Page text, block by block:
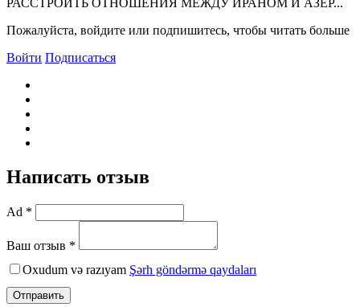
РАССТРОИТЬ ОТНОШЕНИЯ МЕЖДУ ИРАНОМ И АЗЕР...
Пожалуйста, войдите или подпишитесь, чтобы читать больше
Войти Подписаться
Написать отзыв
Ad *
Ваш отзыв *
Oxudum və razıyam Şərh göndərmə qaydaları
Отправить